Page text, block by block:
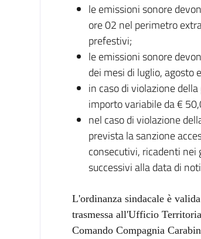
le emissioni sonore
ore 02 nel perimetro
prefestivi;
le emissioni sonore
dei mesi di luglio, agosto
in caso di violazione
importo variabile da €
nel caso di violazione
prevista la sanzione
consecutivi, ricadenti
successivi alla data di
L'ordinanza sindacale è
trasmessa all'Ufficio
Comando Compagnia